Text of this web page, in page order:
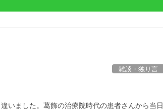
雑談・独り言
ました。葛飾の治療院時代の患者さんから当日